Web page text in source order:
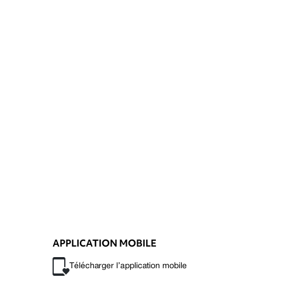
APPLICATION MOBILE
Télécharger l’application mobile